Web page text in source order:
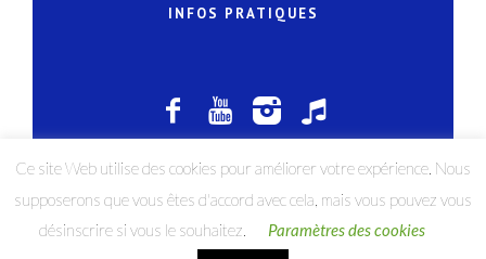
INFOS PRATIQUES
Tous droits réservés à l'église Matthania© 2022
Ce site Web utilise des cookies pour améliorer votre expérience. Nous
supposerons que vous êtes d'accord avec cela, mais vous pouvez vous
désinscrire si vous le souhaitez.
Paramètres des cookies